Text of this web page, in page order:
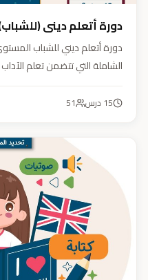
دورة أتعلم ديني
دورة أتعلم ديني للشباب
الشاملة التي تتضمن تعلم
السيرة النبوية (فقه، عقيدة،
15 درس 51